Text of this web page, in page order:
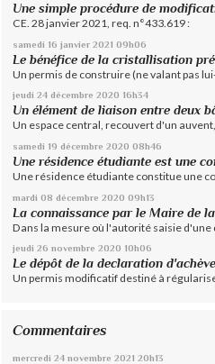
Une simple procédure de
CE. 28 janvier 2021, req. n°433.619 :
samedi 16 janvier 2021 09h06
Le bénéfice de la cristallisation
Un permis de construire (ne valant pas
jeudi 24 décembre 2020 16h34
Un élément de liaison entre deux
Un espace central, recouvert d'un
samedi 19 décembre 2020 08h46
Une résidence étudiante est une
Une résidence étudiante constitue une
mardi 08 décembre 2020 09h13
La connaissance par le Maire de
Dans la mesure où l'autorité saisie d'une
jeudi 26 novembre 2020 10h06
Le dépôt de la declaration
Un permis modificatif destiné à
Commentaires
mercredi 24 novembre 2021 20h13